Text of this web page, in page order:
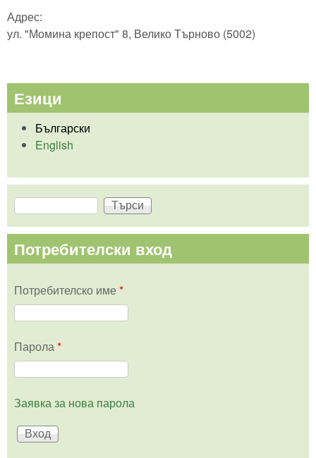
Адрес:
ул. "Момина крепост" 8, Велико Търново (5002)
Езици
Български
English
Форма за търсене
Търси
Потребителски вход
Потребителско име *
Парола*
Заявка за нова парола